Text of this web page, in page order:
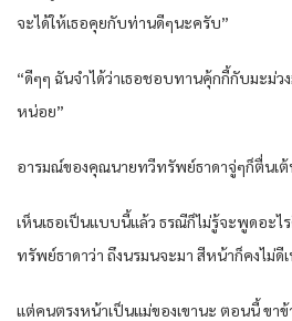
จะได้ให้เธอคุยกับท่านดีๆนะครับ”
“ดีๆๆ ฉันจำได้ว่าเธอชอบทานคุ้กกี้กับมะม่ว
หน่อย”
อารมณ์ของคุณนายทวีทรัพย์ธาดาจู่ๆก็ตื่นเต้
เห็นเธอเป็นแบบนี้แล้ว ธรณีก็ไม่รู้จะพูดอะ
ทรัพย์ธาดาว่า ถึงนรมนจะมา สีหน้าก็คงไม่ดี
แต่คนตรงหน้าเป็นแม่ของเขานะ ตอนนี้ ขาข้